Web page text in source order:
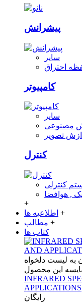
پیشرانش
سایر
احتراق
کامپیوتر
سایر
مصنوعی
تصویر
کنترل
کنترلی
, هوافضا
+
اطلاعیه ها +
مطالب +
کتاب ها
به لیست دلخواه
این محصول
INFRARED
APPLICATIONS
رایگان